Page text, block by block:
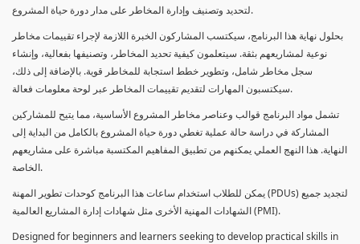
لتحديد وتصنيف وإدارة المخاطر على مدار دورة حياة المشروع.
بحلول نهاية هذا البرنامج، سيكتسب المشاركون الخبرة اللازمة لإجراء تقييمات مخاطر
نوعية لمشاريعهم بثقة. سيتعلمون كيفية تحديد المخاطر، وتصنيفها بفعالية، وإنشاء
سجل مخاطر شامل، وتطوير خطط استجابة للمخاطر قوية. بالإضافة إلى ذلك،
سيكتسبون المهارات لتقديم تقييمات المخاطر عبر لوحة معلومات فعالة.
تشمل مواد البرنامج قوالب وعناصر مخاطر المشروع الأساسية، مما يتيح للمشاركين
المشاركة في دراسة حالة عملية تغطي دورة حياة المشروع بالكامل من البداية إلى
النهاية. هذا النهج العملي يمكنهم من تطبيق المفاهيم المكتسبة مباشرة على مشاريعهم
الخاصة.
يمكن للطلاب استخدام ساعات هذا البرنامج كوحدات تطوير المهنة (PDUs) لتجديد جميع
الشهادات المهنية الأخرى مثل شهادات إدارة المشاريع العالمية (PMI).
Designed for beginners and learners seeking to develop practical skills in